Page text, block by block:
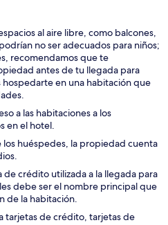
al aire libre, como balcones,
no ser adecuados para niños;
recomendamos que te
antes de tu llegada para
en una habitación que
a las habitaciones a los
en el hotel.
los huéspedes, la propiedad cuenta
de crédito utilizada a la llegada para
debe ser el nombre principal que
de la habitación.
tarjetas de crédito, tarjetas de